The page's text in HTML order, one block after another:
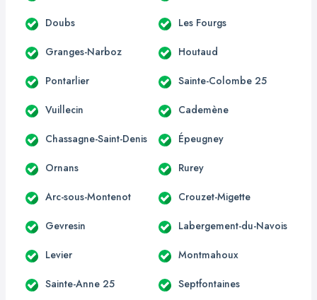
Doubs Les Fourgs
Granges-Narboz Houtaud
Pontarlier Sainte-Colombe 25
Vuillecin Cademène
Chassagne-Saint-Denis Épeugney
Ornans Rurey
Arc-sous-Montenot Crouzet-Migette
Gevresin Labergement-du-Navois
Levier Montmahoux
Sainte-Anne 25 Septfontaines